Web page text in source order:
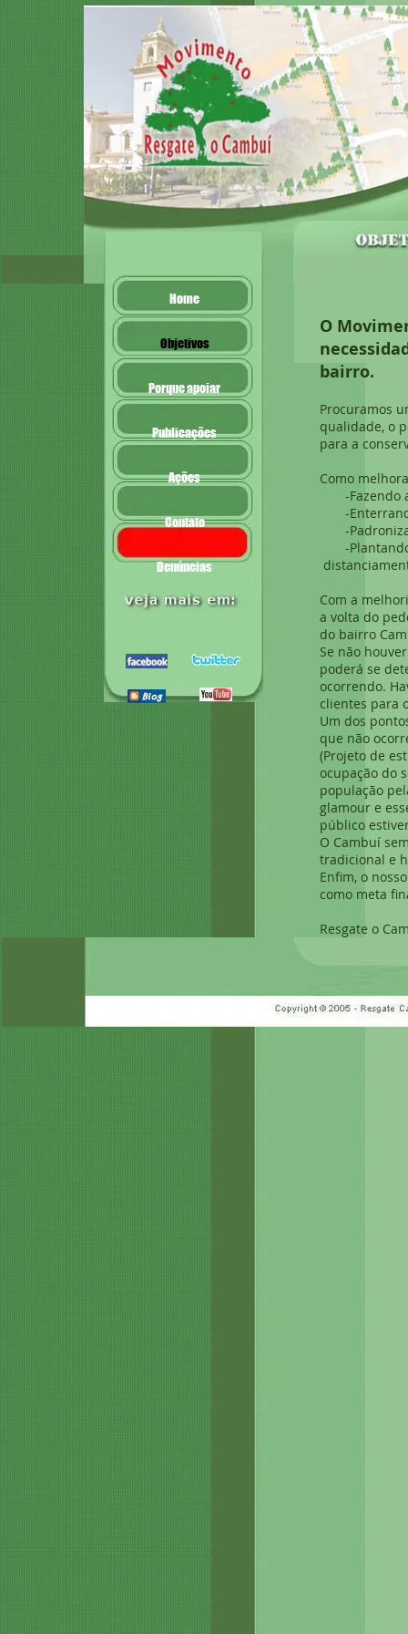
O
bairro.
Procuramos
qualidade, o
para a
Como
-Fazendo a
-
-
-
Com a
a volta do
do bairro
Se não
poderá se
ocorrendo.
clientes para
Um dos
que não
(Projeto de
ocupação do
população
glamour e
público
O Cambuí
tradicional e
Enfim, o
como meta
Resgate o
Home
Objetivos
Porque apoiar
Publicações
Ações
Contato
Denúncias